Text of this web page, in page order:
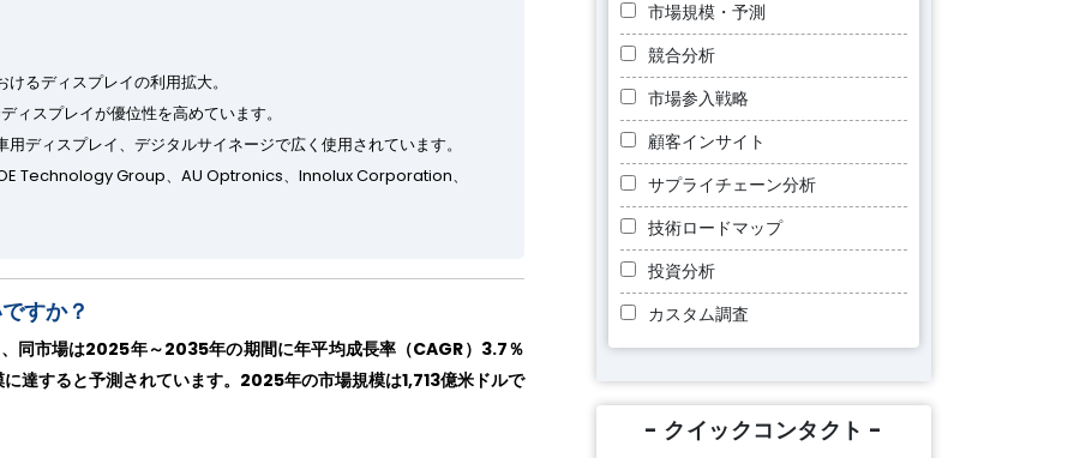
るディスプレイの利用拡大。
ィスプレイが優位性を高めています。
ディスプレイ、デジタルサイネージで広く使用されています。
Technology Group、AU Optronics、Innolux Corporation、
すか？
同市場は2025年～2035年の期間に年平均成長率（CAGR）3.7％
達すると予測されています。2025年の市場規模は1,713億米ドルで
市場規模・予測
競合分析
市場参入戦略
顧客インサイト
サプライチェーン分析
技術ロードマップ
投資分析
カスタム調査
- クイックコンタクト -